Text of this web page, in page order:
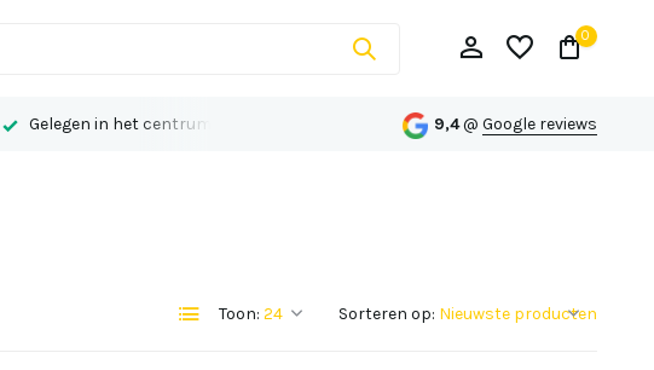
0
Gelegen in het centrum van Echt Persoonlijk advies op maat
9,4@ Google reviews
Toon: Sorteren op: